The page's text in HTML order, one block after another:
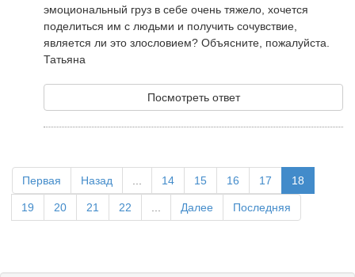
эмоциональный груз в себе очень тяжело, хочется
поделиться им с людьми и получить сочувствие,
является ли это злословием? Объясните, пожалуйста.
Татьяна
Посмотреть ответ
Первая Назад 14 15 16 17 18
19 20 21 22 Далее Последняя